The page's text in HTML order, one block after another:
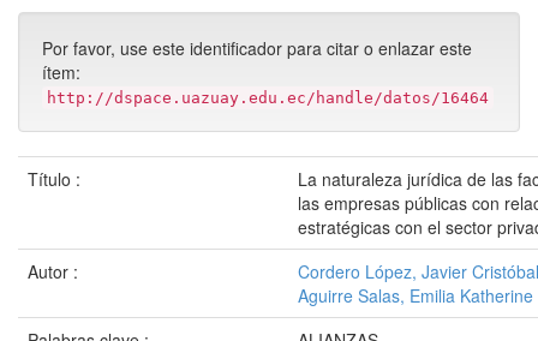
Por favor, use este identificador para citar o enlazar este
ítem:
http://dspace.uazuay.edu.ec/handle/datos/16464
Título :
La naturaleza jurídica de las
las empresas públicas con
estratégicas con el sector
Autor :
Cordero López, Javier Cristóbal
Aguirre Salas, Emilia Katherine